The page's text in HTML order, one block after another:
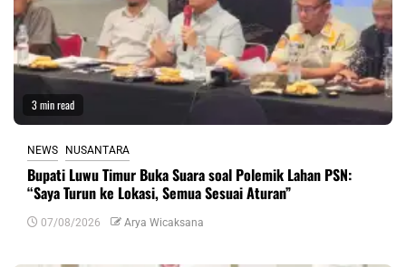
3 min read
NEWS NUSANTARA
Bupati Luwu Timur Buka Suara soal Polemik Lahan PSN:
“Saya Turun ke Lokasi, Semua Sesuai Aturan”
07/08/2026 Arya Wicaksana